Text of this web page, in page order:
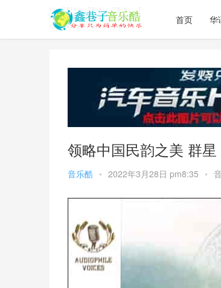
首页 华
领略中国民韵之美 群
音乐酷 • 2022年3月28日 pm8:35 •